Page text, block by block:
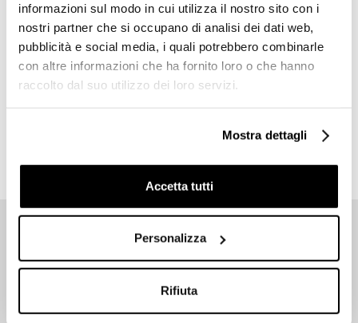
informazioni sul modo in cui utilizza il nostro sito con i
nostri partner che si occupano di analisi dei dati web,
pubblicità e social media, i quali potrebbero combinarle
con altre informazioni che ha fornito loro o che hanno
raccolto dal suo utilizzo dei loro servizi.
Mostra dettagli
Accetta tutti
Personalizza
Rifiuta
Lavabo tondo da appoggio
in ceramica Ø48 - Cognac
COL002 di Artceram
ISCRIVITI SUBITO ALLA NEWSLETTER
Iscriviti